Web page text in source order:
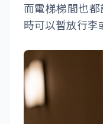
而電梯梯間也
時可以暫放行李